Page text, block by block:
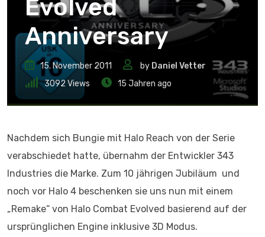
Evolved
Anniversary
15. November 2011 by Daniel Vetter
3092 Views 15 Jahren ago
Nachdem sich Bungie mit Halo Reach von der Serie
verabschiedet hatte, übernahm der Entwickler 343
Industries die Marke. Zum 10 jährigen Jubiläum und
noch vor Halo 4 beschenken sie uns nun mit einem
„Remake“ von Halo Combat Evolved basierend auf der
ursprünglichen Engine inklusive 3D Modus.